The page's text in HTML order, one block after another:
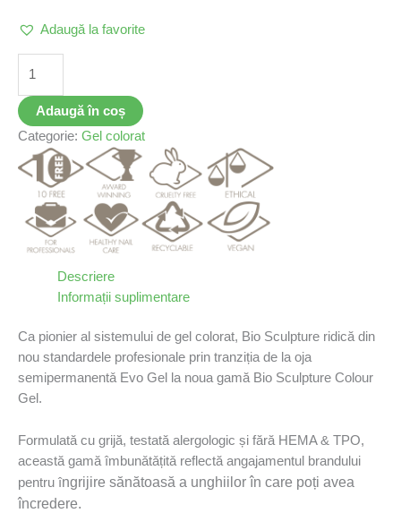
Adaugă la favorite
Adaugă în coș
Categorie: Gel colorat
Descriere
Informații suplimentare
Ca pionier al sistemului de gel colorat, Bio Sculpture ridică din
nou standardele profesionale prin tranziția de la oja
semipermanentǎ Evo Gel la noua gamă Bio Sculpture Colour
Gel.
Formulată cu grijă, testată alergologic și fără HEMA & TPO,
această gamă îmbunǎtǎțitǎ reflectă angajamentul brandului
pentru îngrijire sănătoasă a unghiilor în care poți avea
încredere.